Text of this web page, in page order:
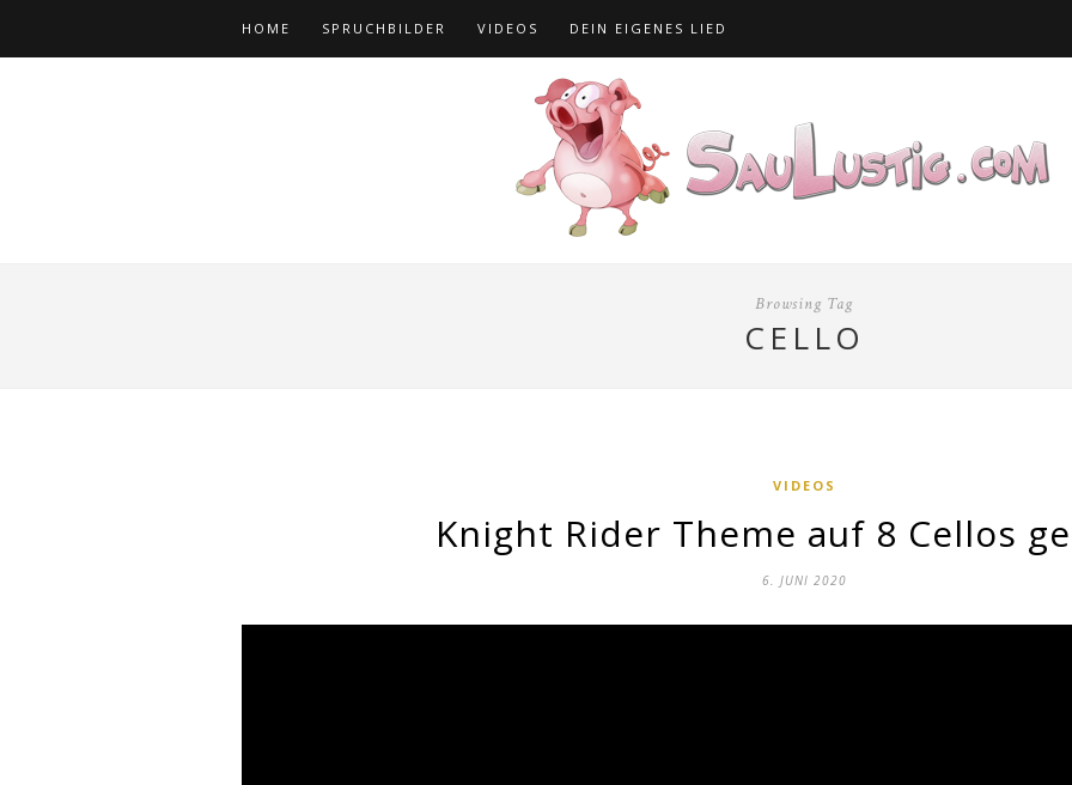
HOME SPRUCHBILDER VIDEOS DEIN EIGENES LIED
Browsing Tag
CELLO
VIDEOS
Knight Rider Theme auf 8 Cellos
6. JUNI 2020